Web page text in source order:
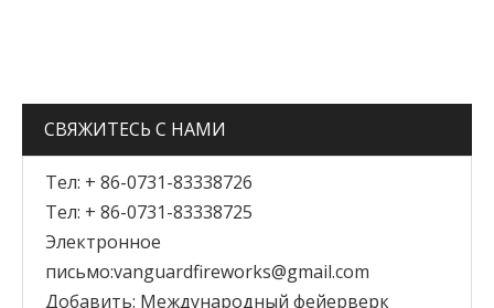
СВЯЖИТЕСЬ С НАМИ
Тел: + 86-0731-83338726
Тел: + 86-0731-83338725
Электронное
письмо:vanguardfireworks@gmail.com
Добавить: Международный фейерверк